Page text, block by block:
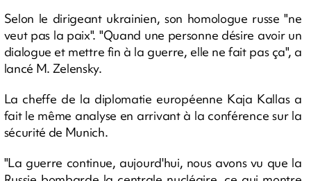
Selon le dirigeant ukrainien, son homologue russe "ne
veut pas la paix". "Quand une personne désire avoir un
dialogue et mettre fin à la guerre, elle ne fait pas ça", a
lancé M. Zelensky.
La cheffe de la diplomatie européenne Kaja Kallas a
fait le même analyse en arrivant à la conférence sur la
sécurité de Munich.
"La guerre continue, aujourd'hui, nous avons vu que la